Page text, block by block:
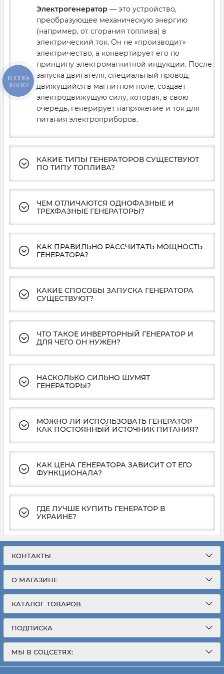
Электрогенератор — это устройство,
преобразующее механическую энергию
(например, от сгорания топлива) в
электрический ток. Он не «производит»
электричество, а конвертирует его по
принципу электромагнитной индукции. После
запуска двигателя, специальный провод,
движущийся в магнитном поле, создает
электродвижущую силу, которая, в свою
очередь, генерирует напряжение и ток для
питания электроприборов.
КАКИЕ ТИПЫ ГЕНЕРАТОРОВ СУЩЕСТВУЮТ
ПО ТИПУ ТОПЛИВА?
ЧЕМ ОТЛИЧАЮТСЯ ОДНОФАЗНЫЕ И
ТРЕХФАЗНЫЕ ГЕНЕРАТОРЫ?
КАК ПРАВИЛЬНО РАССЧИТАТЬ МОЩНОСТЬ
ГЕНЕРАТОРА?
КАКИЕ СПОСОБЫ ЗАПУСКА ГЕНЕРАТОРА
СУЩЕСТВУЮТ?
ЧТО ТАКОЕ ИНВЕРТОРНЫЙ ГЕНЕРАТОР И
ДЛЯ ЧЕГО ОН НУЖЕН?
НАСКОЛЬКО СИЛЬНО ШУМЯТ
ГЕНЕРАТОРЫ?
МОЖНО ЛИ ИСПОЛЬЗОВАТЬ ГЕНЕРАТОР
КАК ПОСТОЯННЫЙ ИСТОЧНИК ПИТАНИЯ?
КАК ЦЕНА ГЕНЕРАТОРА ЗАВИСИТ ОТ ЕГО
ФУНКЦИОНАЛА?
ГДЕ ЛУЧШЕ КУПИТЬ ГЕНЕРАТОР В
УКРАИНЕ?
КОНТАКТЫ
О МАГАЗИНЕ
КАТАЛОГ ТОВАРОВ
ПОДПИСКА
МЫ В СОЦСЕТЯХ:
КНОПКА
ЗВ'ЯЗКУ